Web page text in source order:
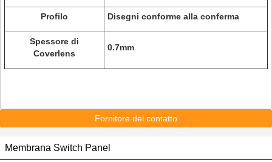
Profilo Disegni conforme alla conferma
Spessore di
Coverlens
0.7mm
Fornitore del contatto
Membrana Switch Panel